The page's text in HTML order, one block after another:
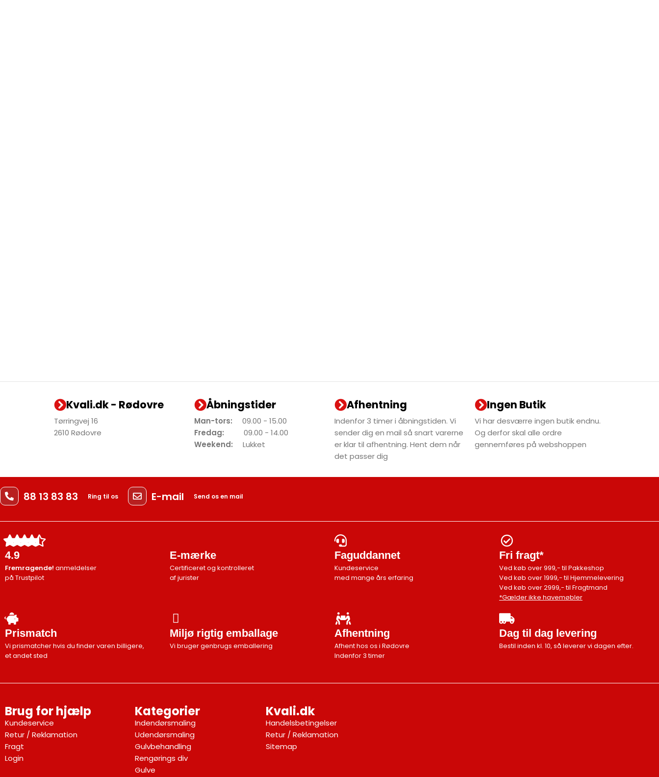
Kvali.dk - Rødovre
Tørringvej 16
2610 Rødovre
Åbningstider
Man-tors: 09.00 - 15.00
Fredag: 09.00 - 14.00
Weekend: Lukket
Afhentning
Indenfor 3 timer i åbningstiden. Vi
sender dig en mail så snart varerne
er klar til afhentning. Hent dem når
det passer dig
Ingen Butik
Vi har desværre ingen butik endnu.
Og derfor skal alle ordre
gennemføres på webshoppen
88 13 83 83 Ring til os E-mail Send os en mail
4.9
Fremragende! anmeldelser
på Trustpilot
E-mærke
Certificeret og kontrolleret
af jurister
Faguddannet
Kundeservice
med mange års erfaring
Fri fragt*
Ved køb over 999,- til Pakkeshop
Ved køb over 1999,- til Hjemmelevering
Ved køb over 2999,- til Fragtmand
*Gælder ikke havemøbler
Prismatch
Vi prismatcher hvis du finder varen billigere,
et andet sted
Miljø rigtig emballage
Vi bruger genbrugs emballering
Afhentning
Afhent hos os i Rødovre
Indenfor 3 timer
Dag til dag levering
Bestil inden kl. 10, så leverer vi dagen efter.
Brug for hjælp
Kundeservice
Retur / Reklamation
Fragt
Login
Kategorier
Indendørsmaling
Udendørsmaling
Gulvbehandling
Rengørings div
Gulve
Kvali.dk
Handelsbetingelser
Retur / Reklamation
Sitemap